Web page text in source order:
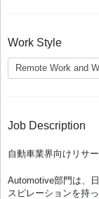
Work Style
Remote Work and
Job Description
自動車業界向けリサ
Automotive部門は、
スピレーションを持